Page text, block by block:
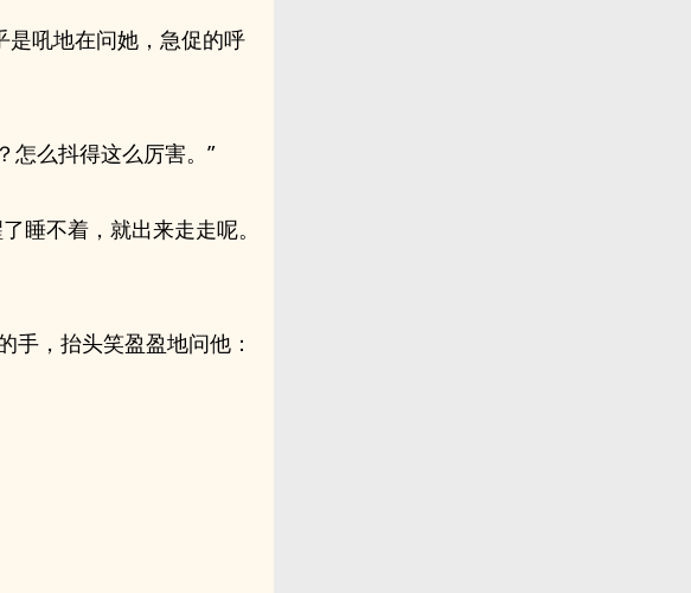
是吼地在问她，急促的呼
怎么抖得这么厉害。”
睡不着，就出来走走呢。
手，抬头笑盈盈地问他：